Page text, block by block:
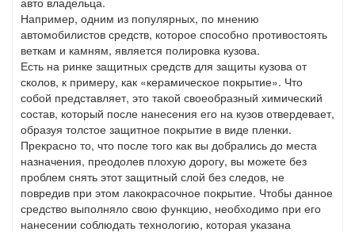
Например, одним из популярных, по мнению
автомобилистов средств, которое способно противостоять
веткам и камням, является полировка кузова.
Есть на ринке защитных средств для защиты кузова от
сколов, к примеру, как «керамическое покрытие». Что
собой представляет, это такой своеобразный химический
состав, который после нанесения его на кузов отвердевает,
образуя толстое защитное покрытие в виде пленки.
Прекрасно то, что после того как вы добрались до места
назначения, преодолев плохую дорогу, вы можете без
проблем снять этот защитный слой без следов, не
повредив при этом лакокрасочное покрытие. Чтобы данное
средство выполняло свою функцию, необходимо при его
нанесении соблюдать технологию, которая указана